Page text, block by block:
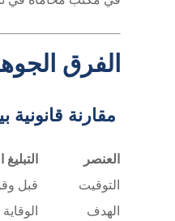
الفرق
مقارنة قانونية
العنصر
التوقيت
قبل
الهدف